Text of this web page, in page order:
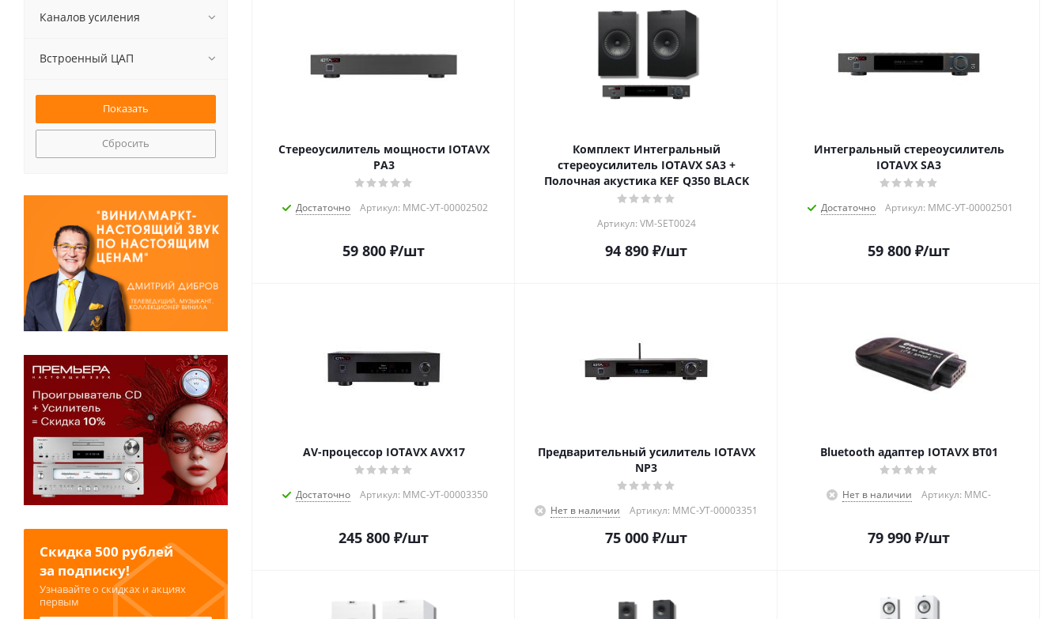
Стереоусилитель мощности IOTAVX
PA3
Достаточно Артикул: MMC-УТ-00002502
59 800 ₽/шт
Комплект Интегральный
стереоусилитель IOTAVX SA3 +
Полочная акустика KEF Q350 BLACK
Артикул: VM-SET0024
94 890 ₽/шт
Интегральный стереоусилитель
IOTAVX SA3
Достаточно Артикул: MMC-УТ-00002501
59 800 ₽/шт
AV-процессор IOTAVX AVX17
Достаточно Артикул: MMC-УТ-00003350
245 800 ₽/шт
Предварительный усилитель IOTAVX
NP3
Нет в наличии Артикул: MMC-УТ-00003351
75 000 ₽/шт
Bluetooth адаптер IOTAVX BT01
Нет в наличии Артикул: MMC-
79 990 ₽/шт
Каналов усиления
Встроенный ЦАП
Сбросить
Скидка 500 рублей
за подписку!
Узнавайте о скидках и акциях
первым